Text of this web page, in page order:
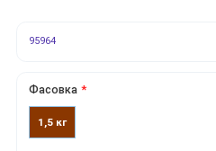
95964
Фасовка
1,5 кг